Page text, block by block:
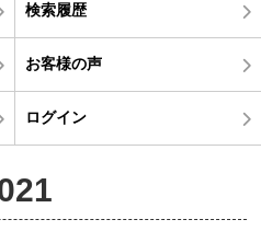
検索履歴
お客様の声
ログイン